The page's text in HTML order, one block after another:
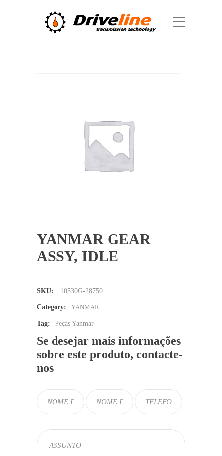
YANMAR GEAR
ASSY, IDLE
SKU: 10530G-28750
Category: YANMAR
Tag: Peças Yanmar
Se desejar mais informações
sobre este produto, contacte-
nos